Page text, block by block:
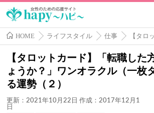
HOME ライフスタイル 仕事 【タロ
【タロットカード】「転職した
ょうか？」ワンオラクル（一枚
る運勢（２）
更新：2021年10月22日 作成：2017年12月1
日